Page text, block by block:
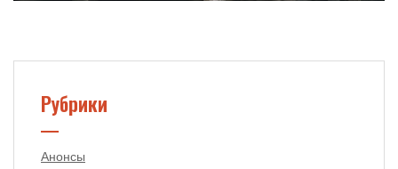
Рубрики
Анонсы